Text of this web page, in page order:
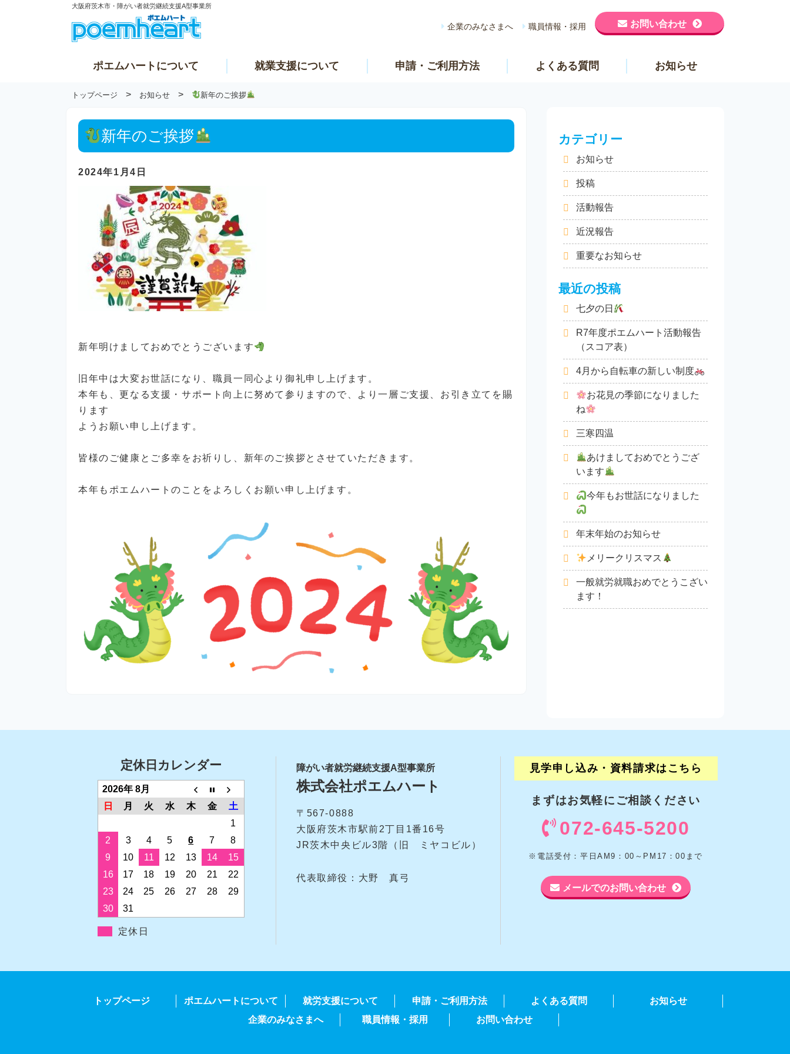
大阪府茨木市・障がい者就労継続支援A型事業所
企業のみなさまへ 職員情報・採用 お問い合わせ
ポエムハートについて 就業支援について 申請・ご利用方法 よくある質問 お知らせ
トップページ > お知らせ > 新年のご挨拶
新年のご挨拶
2024年1月4日
新年明けましておめでとうございます
旧年中は大変お世話になり、職員一同心より御礼申し上げます。
本年も、更なる支援・サポート向上に努めて参りますので、より一層ご支援、お引き立てを賜
ります
ようお願い申し上げます。
皆様のご健康とご多幸をお祈りし、新年のご挨拶とさせていただきます。
本年もポエムハートのことをよろしくお願い申し上げます。
カテゴリー
お知らせ
投稿
活動報告
近況報告
重要なお知らせ
最近の投稿
七夕の日
R7年度ポエムハート活動報告
（スコア表）
4月から自転車の新しい制度
お花見の季節になりました
ね
三寒四温
あけましておめでとうござ
います
今年もお世話になりました
年末年始のお知らせ
メリークリスマス
一般就労就職おめでとうこざい
ます！
定休日カレンダー
2026年 8月
日
月 火 水 木 金
土
1
2
3 4 5 6 7
8
9
10 11 12 13 14
15
16
17 18 19 20 21
22
23
24 25 26 27 28
29
30
31
定休日
障がい者就労継続支援A型事業所
株式会社ポエムハート
〒567-0888
大阪府茨木市駅前2丁目1番16号
JR茨木中央ビル3階（旧 ミヤコビル）
代表取締役：大野 真弓
見学申し込み・資料請求はこちら
まずはお気軽に ご相談ください
072-645-5200
※電話受付：平日AM9：00～PM17：00まで
メールでのお問い合わせ
トップページ ポエムハートについて 就労支援について 申請・ご利用方法 よくある質問
お知らせ
企業のみなさまへ
職員情報・採用 お問い合わせ